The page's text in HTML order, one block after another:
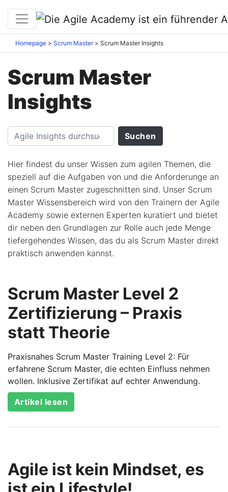
Homepage Scrum Master Scrum Master Insights
Scrum Master
Insights
Hier findest du unser Wissen zum agilen Themen, die
speziell auf die Aufgaben von und die Anforderunge an
einen Scrum Master zugeschnitten sind. Unser Scrum
Master Wissensbereich wird von den Trainern der Agile
Academy sowie externen Experten kuratiert und bietet
dir neben den Grundlagen zur Rolle auch jede Menge
tiefergehendes Wissen, das du als Scrum Master direkt
praktisch anwenden kannst.
Scrum Master Level 2
Zertifizierung – Praxis
statt Theorie
Praxisnahes Scrum Master Training Level 2: Für
erfahrene Scrum Master, die echten Einfluss nehmen
wollen. Inklusive Zertifikat auf echter Anwendung.
Artikel lesen
Agile ist kein Mindset, es